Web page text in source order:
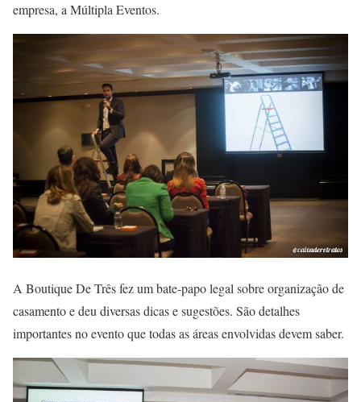
empresa, a Múltipla Eventos.
A Boutique De Três fez um bate-papo legal sobre organização de
casamento e deu diversas dicas e sugestões. São detalhes
importantes no evento que todas as áreas envolvidas devem saber.